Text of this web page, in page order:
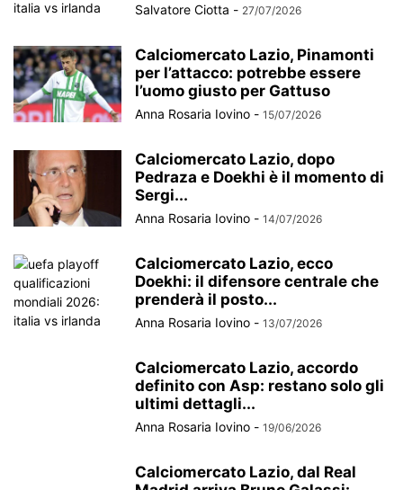
Salvatore Ciotta - 27/07/2026
Calciomercato Lazio, Pinamonti
per l’attacco: potrebbe essere
l’uomo giusto per Gattuso
Anna Rosaria Iovino - 15/07/2026
Calciomercato Lazio, dopo
Pedraza e Doekhi è il momento di
Sergi...
Anna Rosaria Iovino - 14/07/2026
Calciomercato Lazio, ecco
Doekhi: il difensore centrale che
prenderà il posto...
Anna Rosaria Iovino - 13/07/2026
Calciomercato Lazio, accordo
definito con Asp: restano solo gli
ultimi dettagli...
Anna Rosaria Iovino - 19/06/2026
Calciomercato Lazio, dal Real